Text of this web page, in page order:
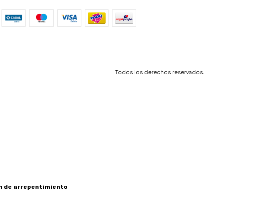
Todos los derechos reservados.
de arrepentimiento